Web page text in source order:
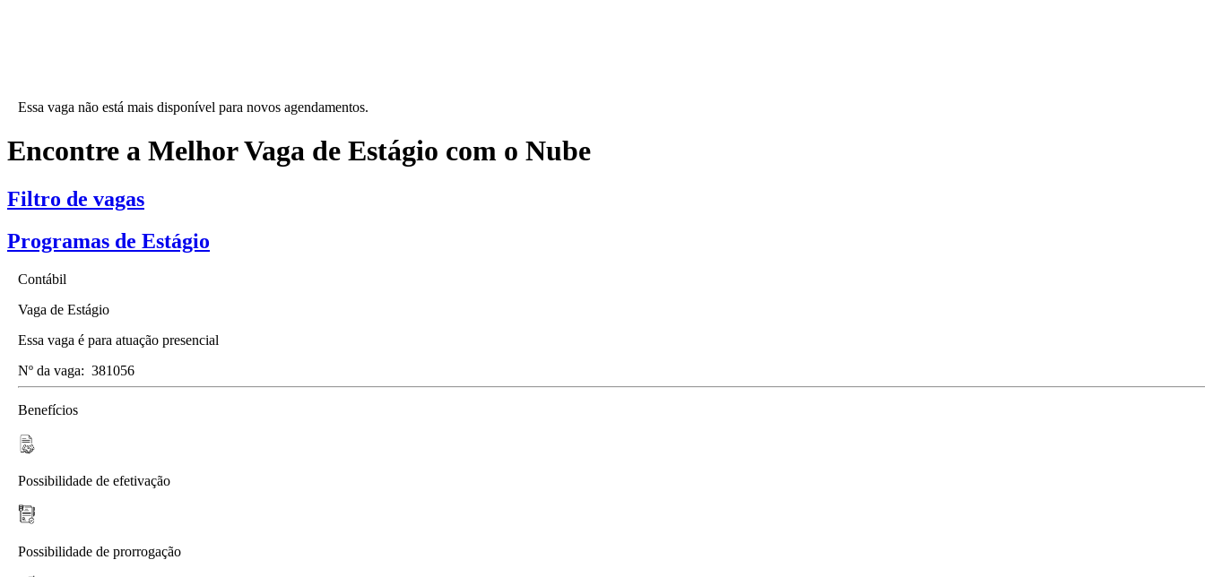
Essa vaga não está mais disponível para novos agendamentos.
Encontre a Melhor Vaga de Estágio com o Nube
Filtro de vagas
Programas de Estágio
Contábil
Vaga de Estágio
Essa vaga é para atuação presencial
Nº da vaga: 381056
Benefícios
Possibilidade de efetivação
Possibilidade de prorrogação